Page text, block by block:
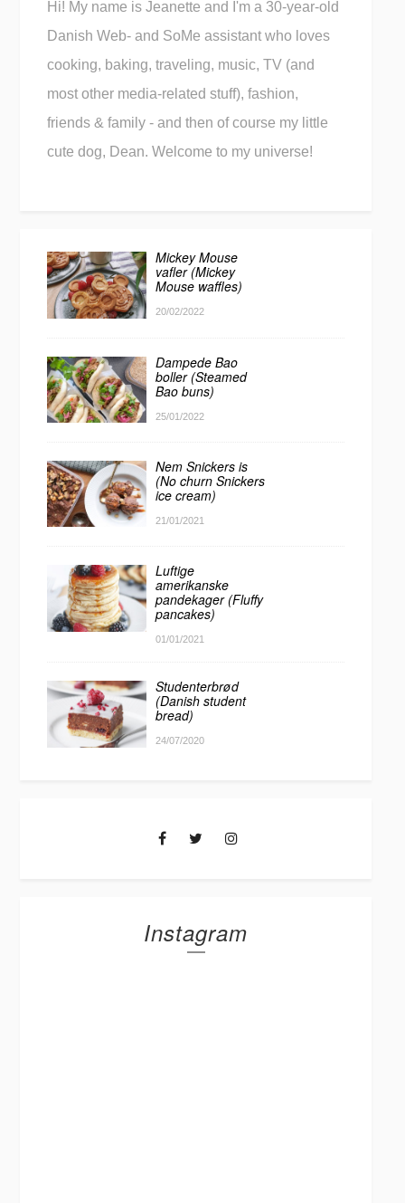
Hi! My name is Jeanette and I'm a 30-year-old
Danish Web- and SoMe assistant who loves
cooking, baking, traveling, music, TV (and
most other media-related stuff), fashion,
friends & family - and then of course my little
cute dog, Dean. Welcome to my universe!
Mickey Mouse
vafler (Mickey
Mouse waffles)
20/02/2022
Dampede Bao
boller (Steamed
Bao buns)
25/01/2022
Nem Snickers is
(No churn Snickers
ice cream)
21/01/2021
Luftige
amerikanske
pandekager (Fluffy
pancakes)
01/01/2021
Studenterbrød
(Danish student
bread)
24/07/2020
Instagram